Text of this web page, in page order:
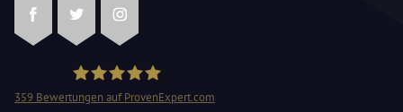
FacebookTwitterInstagram
359 Bewertungen auf ProvenExpert.com